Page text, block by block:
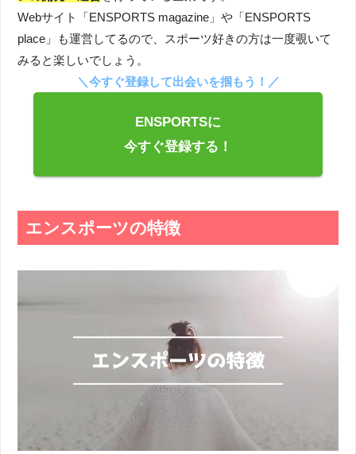
Webサイト「ENSPORTS magazine」や「ENSPORTS
place」も運営してるので、スポーツ好きの方は一度覗いて
みると楽しいでしょう。
＼今すぐ登録して出会いを掴もう！／
ENSPORTSに
今すぐ登録する！
エンスポーツの特徴